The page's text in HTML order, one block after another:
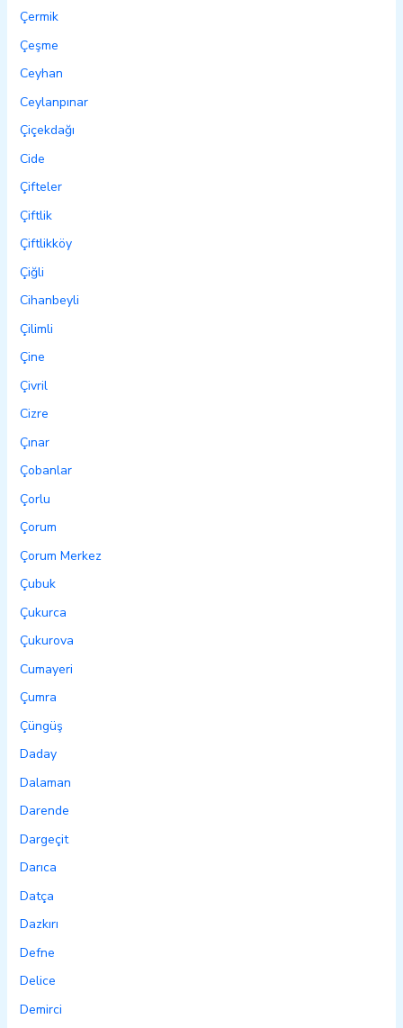
Çermik
Çeşme
Ceyhan
Ceylanpınar
Çiçekdağı
Cide
Çifteler
Çiftlik
Çiftlikköy
Çiğli
Cihanbeyli
Çilimli
Çine
Çivril
Cizre
Çınar
Çobanlar
Çorlu
Çorum
Çorum Merkez
Çubuk
Çukurca
Çukurova
Cumayeri
Çumra
Çüngüş
Daday
Dalaman
Darende
Dargeçit
Darıca
Datça
Dazkırı
Defne
Delice
Demirci